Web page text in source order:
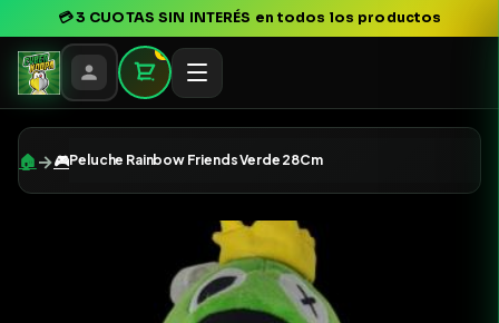
💳3 CUOTAS SIN INTERÉS en todos los productos
0
🏠 →🎮Peluche Rainbow Friends Verde 28Cm